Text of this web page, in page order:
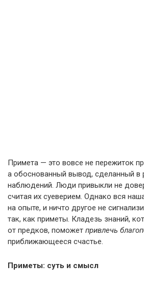
Примета — это вовсе не пережиток
а обоснованный вывод, сделанный в
наблюдений. Люди привыкли не
считая их суеверием. Однако вся
на опыте, и ничто другое не
так, как приметы. Кладезь знаний,
от предков, поможет привлечь
приближающееся счастье.
Приметы: суть и смысл